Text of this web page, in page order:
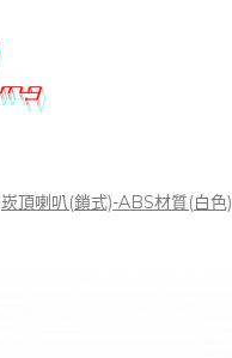
崁頂喇叭(鎖式)-ABS材質(白色)